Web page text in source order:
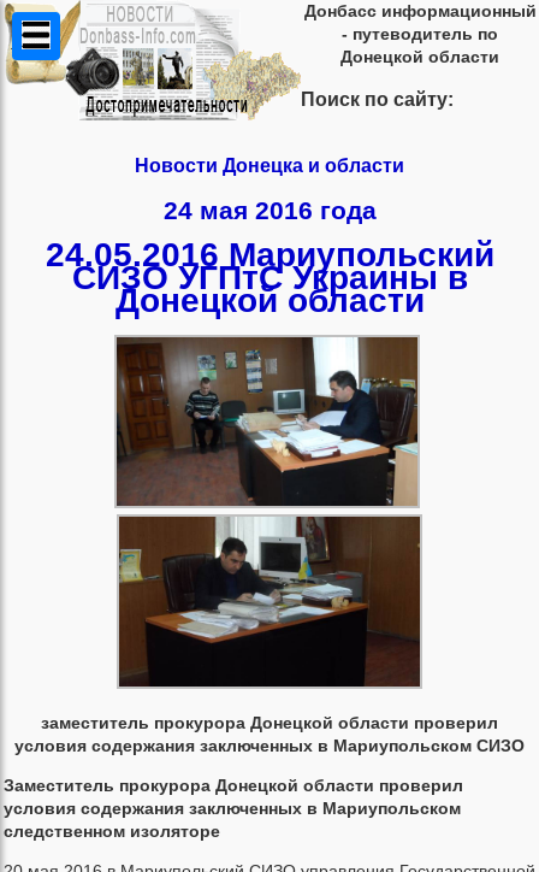
Донбасс информационный
- путеводитель по
Донецкой области
Поиск по сайту:
Новости Донецка и области
24 мая 2016 года
24.05.2016 Мариупольский
СИЗО УГПтС Украины в
Донецкой области
заместитель прокурора Донецкой области проверил
условия содержания заключенных в Мариупольском СИЗО
Заместитель прокурора Донецкой области проверил
условия содержания заключенных в Мариупольском
следственном изоляторе